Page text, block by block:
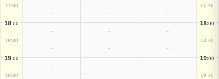
17:30
18:00
18:30
19:00
19:30
17:30
18:00
18:30
19:00
19:30